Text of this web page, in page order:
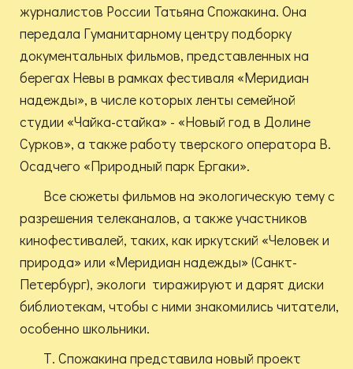
журналистов России Татьяна Спожакина. Она
передала Гуманитарному центру подборку
документальных фильмов, представленных на
берегах Невы в рамках фестиваля «Меридиан
надежды», в числе которых ленты семейной
студии «Чайка-стайка» - «Новый год в Долине
Сурков», а также работу тверского оператора В.
Осадчего «Природный парк Ергаки».
Все сюжеты фильмов на экологическую тему с
разрешения телеканалов, а также участников
кинофестивалей, таких, как иркутский «Человек и
природа» или «Меридиан надежды» (Санкт-
Петербург), экологи тиражируют и дарят диски
библиотекам, чтобы с ними знакомились читатели,
особенно школьники.
Т. Спожакина представила новый проект